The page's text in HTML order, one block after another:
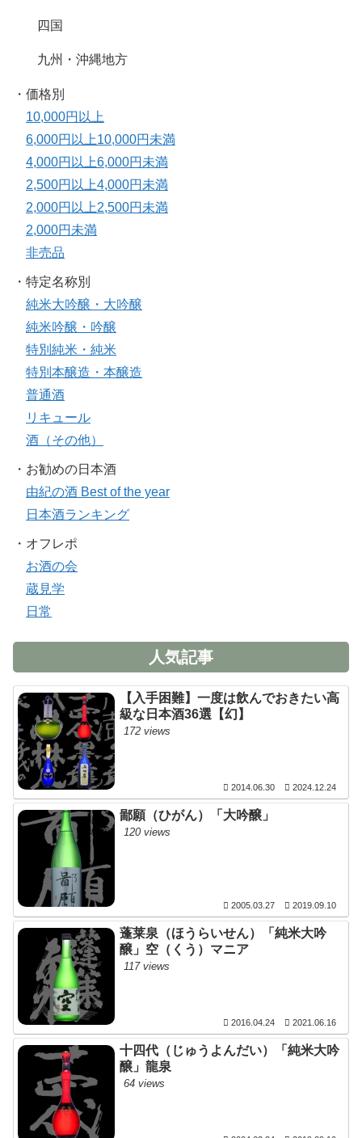
四国
九州・沖縄地方
・価格別
10,000円以上
6,000円以上10,000円未満
4,000円以上6,000円未満
2,500円以上4,000円未満
2,000円以上2,500円未満
2,000円未満
非売品
・特定名称別
純米大吟醸・大吟醸
純米吟醸・吟醸
特別純米・純米
特別本醸造・本醸造
普通酒
リキュール
酒（その他）
・お勧めの日本酒
由紀の酒 Best of the year
日本酒ランキング
・オフレポ
お酒の会
蔵見学
日常
人気記事
【入手困難】一度は飲んでおきたい高
級な日本酒36選【幻】
172 views
2014.06.30 2024.12.24
鄙願（ひがん）「大吟醸」
120 views
2005.03.27 2019.09.10
蓬莱泉（ほうらいせん）「純米大吟
醸」空（くう）マニア
117 views
2016.04.24 2021.06.16
十四代（じゅうよんだい）「純米大吟
醸」龍泉
64 views